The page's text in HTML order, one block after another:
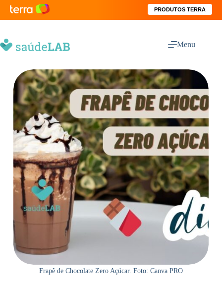
PRODUTOS TERRA
Menu
Frapê de Chocolate Zero Açúcar. Foto: Canva PRO